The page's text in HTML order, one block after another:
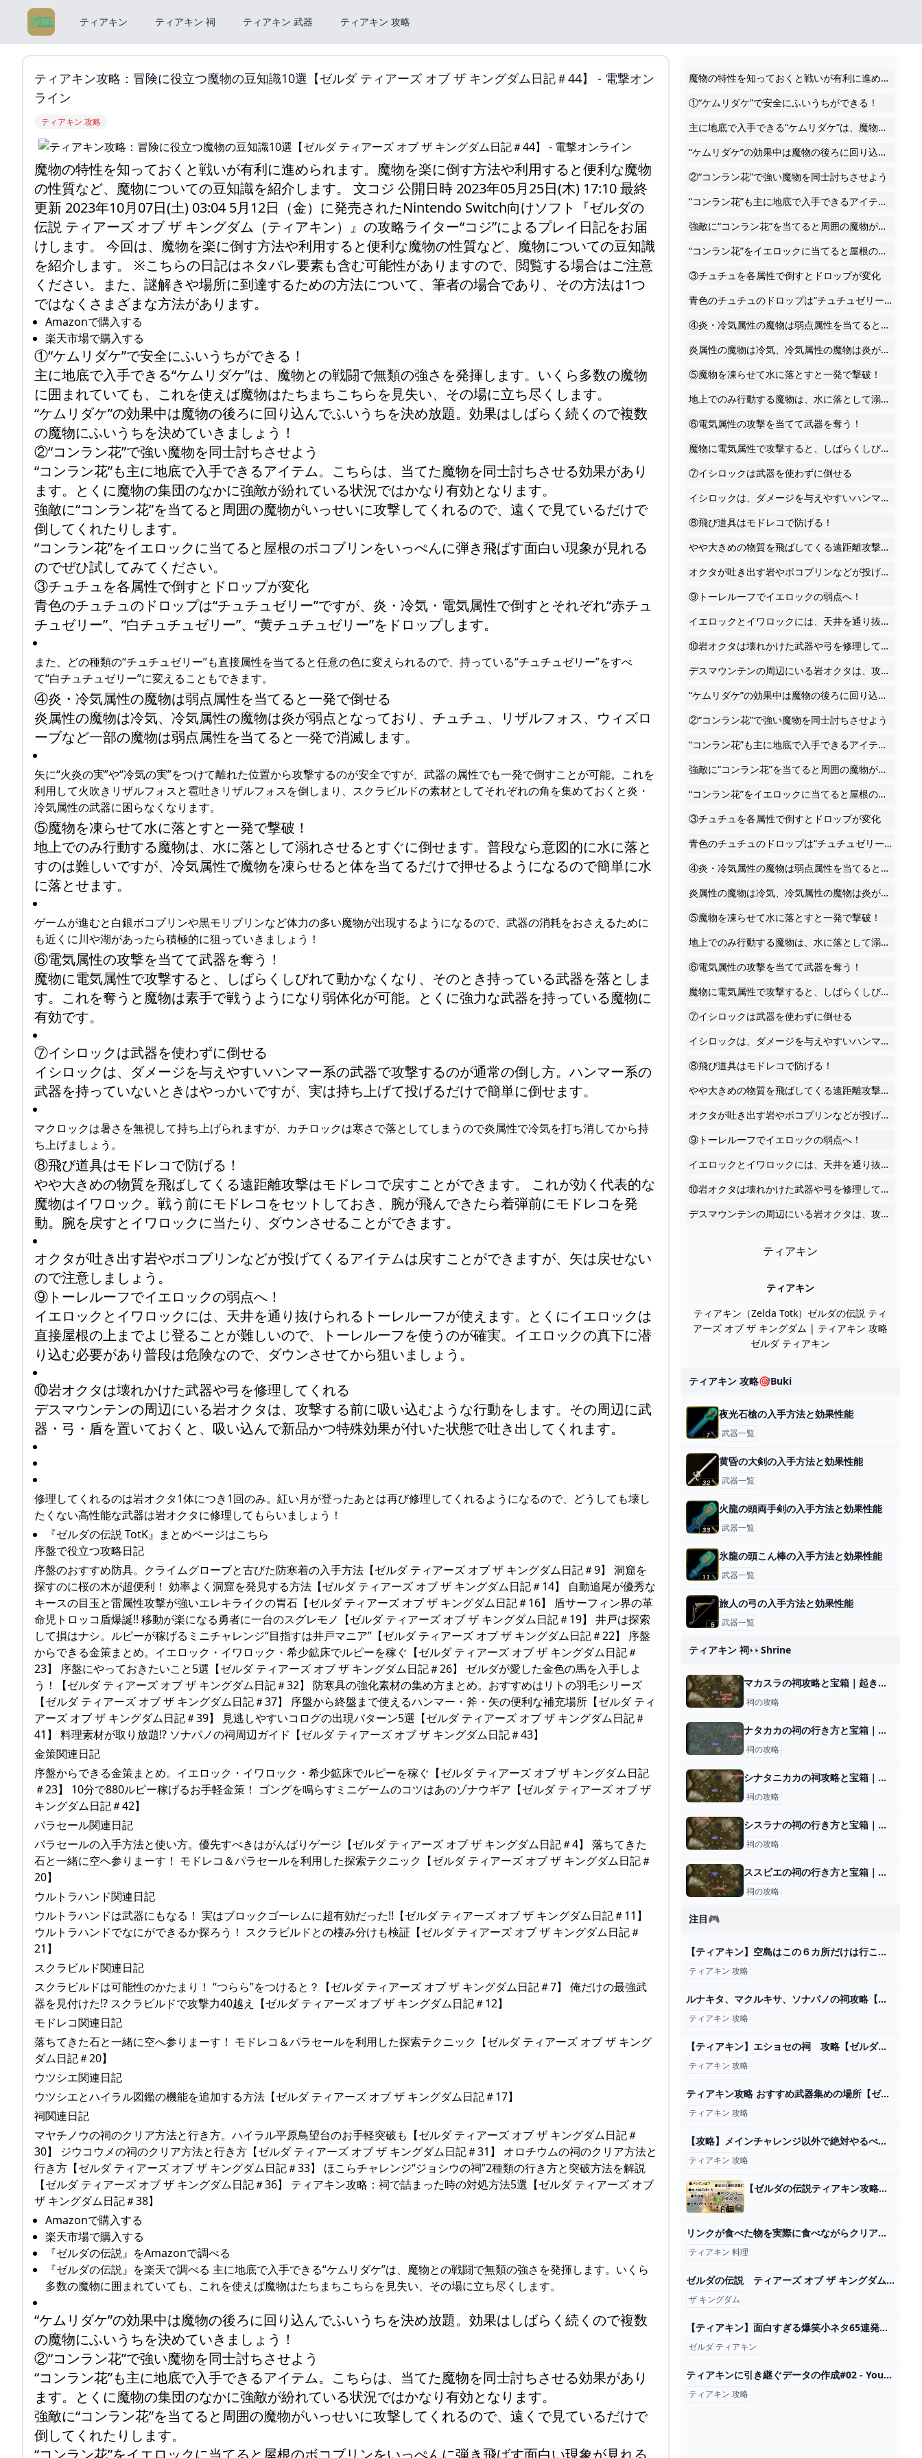
ティアキン ティアキン 祠 ティアキン 武器 ティアキン 攻略
ティアキン攻略：冒険に役立つ魔物の豆知識10選【ゼルダ ティアーズ オブ ザ キングダム日記＃44】 - 電撃オン
ライン
ティアキン 攻略
魔物の特性を知っておくと戦いが有利に進められます。魔物を楽に倒す方法や利用すると便利な魔物
の性質など、魔物についての豆知識を紹介します。 文コジ 公開日時 2023年05月25日(木) 17:10 最終
更新 2023年10月07日(土) 03:04 5月12日（金）に発売されたNintendo Switch向けソフト『ゼルダの
伝説 ティアーズ オブ ザ キングダム（ティアキン）』の攻略ライター“コジ”によるプレイ日記をお届
けします。 今回は、魔物を楽に倒す方法や利用すると便利な魔物の性質など、魔物についての豆知識
を紹介します。 ※こちらの日記はネタバレ要素も含む可能性がありますので、閲覧する場合はご注意
ください。また、謎解きや場所に到達するための方法について、筆者の場合であり、その方法は1つ
ではなくさまざまな方法があります。
Amazonで購入する
楽天市場で購入する
①“ケムリダケ”で安全にふいうちができる！
主に地底で入手できる“ケムリダケ”は、魔物との戦闘で無類の強さを発揮します。いくら多数の魔物
に囲まれていても、これを使えば魔物はたちまちこちらを見失い、その場に立ち尽くします。
“ケムリダケ”の効果中は魔物の後ろに回り込んでふいうちを決め放題。効果はしばらく続くので複数
の魔物にふいうちを決めていきましょう！
②“コンラン花”で強い魔物を同士討ちさせよう
“コンラン花”も主に地底で入手できるアイテム。こちらは、当てた魔物を同士討ちさせる効果があり
ます。とくに魔物の集団のなかに強敵が紛れている状況ではかなり有効となります。
強敵に“コンラン花”を当てると周囲の魔物がいっせいに攻撃してくれるので、遠くで見ているだけで
倒してくれたりします。
“コンラン花”をイエロックに当てると屋根のボコブリンをいっぺんに弾き飛ばす面白い現象が見れる
のでぜひ試してみてください。
③チュチュを各属性で倒すとドロップが変化
青色のチュチュのドロップは“チュチュゼリー”ですが、炎・冷気・電気属性で倒すとそれぞれ“赤チュ
チュゼリー”、“白チュチュゼリー”、“黄チュチュゼリー”をドロップします。
また、どの種類の“チュチュゼリー”も直接属性を当てると任意の色に変えられるので、持っている“チュチュゼリー”をすべ
て“白チュチュゼリー”に変えることもできます。
④炎・冷気属性の魔物は弱点属性を当てると一発で倒せる
炎属性の魔物は冷気、冷気属性の魔物は炎が弱点となっており、チュチュ、リザルフォス、ウィズロ
ーブなど一部の魔物は弱点属性を当てると一発で消滅します。
矢に“火炎の実”や“冷気の実”をつけて離れた位置から攻撃するのが安全ですが、武器の属性でも一発で倒すことが可能。これを
利用して火吹きリザルフォスと雹吐きリザルフォスを倒しまり、スクラビルドの素材としてそれぞれの角を集めておくと炎・
冷気属性の武器に困らなくなります。
⑤魔物を凍らせて水に落とすと一発で撃破！
地上でのみ行動する魔物は、水に落として溺れさせるとすぐに倒せます。普段なら意図的に水に落と
すのは難しいですが、冷気属性で魔物を凍らせると体を当てるだけで押せるようになるので簡単に水
に落とせます。
ゲームが進むと白銀ボコブリンや黒モリブリンなど体力の多い魔物が出現するようになるので、武器の消耗をおさえるために
も近くに川や湖があったら積極的に狙っていきましょう！
⑥電気属性の攻撃を当てて武器を奪う！
魔物に電気属性で攻撃すると、しばらくしびれて動かなくなり、そのとき持っている武器を落としま
す。これを奪うと魔物は素手で戦うようになり弱体化が可能。とくに強力な武器を持っている魔物に
有効です。
⑦イシロックは武器を使わずに倒せる
イシロックは、ダメージを与えやすいハンマー系の武器で攻撃するのが通常の倒し方。ハンマー系の
武器を持っていないときはやっかいですが、実は持ち上げて投げるだけで簡単に倒せます。
マクロックは暑さを無視して持ち上げられますが、カチロックは寒さで落としてしまうので炎属性で冷気を打ち消してから持
ち上げましょう。
⑧飛び道具はモドレコで防げる！
やや大きめの物質を飛ばしてくる遠距離攻撃はモドレコで戻すことができます。 これが効く代表的な
魔物はイワロック。戦う前にモドレコをセットしておき、腕が飛んできたら着弾前にモドレコを発
動。腕を戻すとイワロックに当たり、ダウンさせることができます。
オクタが吐き出す岩やボコブリンなどが投げてくるアイテムは戻すことができますが、矢は戻せない
ので注意しましょう。
⑨トーレルーフでイエロックの弱点へ！
イエロックとイワロックには、天井を通り抜けられるトーレルーフが使えます。とくにイエロックは
直接屋根の上までよじ登ることが難しいので、トーレルーフを使うのが確実。イエロックの真下に潜
り込む必要があり普段は危険なので、ダウンさせてから狙いましょう。
⑩岩オクタは壊れかけた武器や弓を修理してくれる
デスマウンテンの周辺にいる岩オクタは、攻撃する前に吸い込むような行動をします。その周辺に武
器・弓・盾を置いておくと、吸い込んで新品かつ特殊効果が付いた状態で吐き出してくれます。
修理してくれるのは岩オクタ1体につき1回のみ。紅い月が登ったあとは再び修理してくれるようになるので、どうしても壊し
たくない高性能な武器は岩オクタに修理してもらいましょう！
『ゼルダの伝説 TotK』まとめページはこちら
序盤で役立つ攻略日記
序盤のおすすめ防具。クライムグローブと古びた防寒着の入手方法【ゼルダ ティアーズ オブ ザ キングダム日記＃9】 洞窟を
探すのに桜の木が超便利！ 効率よく洞窟を発見する方法【ゼルダ ティアーズ オブ ザ キングダム日記＃14】 自動追尾が優秀な
キースの目玉と雷属性攻撃が強いエレキライクの胃石【ゼルダ ティアーズ オブ ザ キングダム日記＃16】 盾サーフィン界の革
命児トロッコ盾爆誕!! 移動が楽になる勇者に一台のスグレモノ【ゼルダ ティアーズ オブ ザ キングダム日記＃19】 井戸は探索
して損はナシ。ルピーが稼げるミニチャレンジ“目指すは井戸マニア”【ゼルダ ティアーズ オブ ザ キングダム日記＃22】 序盤
からできる金策まとめ。イエロック・イワロック・希少鉱床でルピーを稼ぐ【ゼルダ ティアーズ オブ ザ キングダム日記＃
23】 序盤にやっておきたいこと5選【ゼルダ ティアーズ オブ ザ キングダム日記＃26】 ゼルダが愛した金色の馬を入手しよ
う！【ゼルダ ティアーズ オブ ザ キングダム日記＃32】 防寒具の強化素材の集め方まとめ。おすすめはリトの羽毛シリーズ
【ゼルダ ティアーズ オブ ザ キングダム日記＃37】 序盤から終盤まで使えるハンマー・斧・矢の便利な補充場所【ゼルダ ティ
アーズ オブ ザ キングダム日記＃39】 見逃しやすいコログの出現パターン5選【ゼルダ ティアーズ オブ ザ キングダム日記＃
41】 料理素材が取り放題!? ソナパノの祠周辺ガイド【ゼルダ ティアーズ オブ ザ キングダム日記＃43】
金策関連日記
序盤からできる金策まとめ。イエロック・イワロック・希少鉱床でルピーを稼ぐ【ゼルダ ティアーズ オブ ザ キングダム日記
＃23】 10分で880ルピー稼げるお手軽金策！ ゴングを鳴らすミニゲームのコツはあのゾナウギア【ゼルダ ティアーズ オブ ザ
キングダム日記＃42】
パラセール関連日記
パラセールの入手方法と使い方。優先すべきはがんばりゲージ【ゼルダ ティアーズ オブ ザ キングダム日記＃4】 落ちてきた
石と一緒に空へ参りまーす！ モドレコ＆パラセールを利用した探索テクニック【ゼルダ ティアーズ オブ ザ キングダム日記＃
20】
ウルトラハンド関連日記
ウルトラハンドは武器にもなる！ 実はブロックゴーレムに超有効だった!!【ゼルダ ティアーズ オブ ザ キングダム日記＃11】
ウルトラハンドでなにができるか探ろう！ スクラビルドとの棲み分けも検証【ゼルダ ティアーズ オブ ザ キングダム日記＃
21】
スクラビルド関連日記
スクラビルドは可能性のかたまり！ “つらら”をつけると？【ゼルダ ティアーズ オブ ザ キングダム日記＃7】 俺だけの最強武
器を見付けた!? スクラビルドで攻撃力40越え【ゼルダ ティアーズ オブ ザ キングダム日記＃12】
モドレコ関連日記
落ちてきた石と一緒に空へ参りまーす！ モドレコ＆パラセールを利用した探索テクニック【ゼルダ ティアーズ オブ ザ キング
ダム日記＃20】
ウツシエ関連日記
ウツシエとハイラル図鑑の機能を追加する方法【ゼルダ ティアーズ オブ ザ キングダム日記＃17】
祠関連日記
マヤチノウの祠のクリア方法と行き方。ハイラル平原鳥望台のお手軽突破も【ゼルダ ティアーズ オブ ザ キングダム日記＃
30】 ジウコウメの祠のクリア方法と行き方【ゼルダ ティアーズ オブ ザ キングダム日記＃31】 オロチウムの祠のクリア方法と
行き方【ゼルダ ティアーズ オブ ザ キングダム日記＃33】 ほこらチャレンジ“ジョシウの祠”2種類の行き方と突破方法を解説
【ゼルダ ティアーズ オブ ザ キングダム日記＃36】 ティアキン攻略：祠で詰まった時の対処方法5選【ゼルダ ティアーズ オブ
ザ キングダム日記＃38】
Amazonで購入する
楽天市場で購入する
『ゼルダの伝説』をAmazonで調べる
『ゼルダの伝説』を楽天で調べる 主に地底で入手できる“ケムリダケ”は、魔物との戦闘で無類の強さを発揮します。いくら
多数の魔物に囲まれていても、これを使えば魔物はたちまちこちらを見失い、その場に立ち尽くします。
“ケムリダケ”の効果中は魔物の後ろに回り込んでふいうちを決め放題。効果はしばらく続くので複数
の魔物にふいうちを決めていきましょう！
②“コンラン花”で強い魔物を同士討ちさせよう
“コンラン花”も主に地底で入手できるアイテム。こちらは、当てた魔物を同士討ちさせる効果があり
ます。とくに魔物の集団のなかに強敵が紛れている状況ではかなり有効となります。
強敵に“コンラン花”を当てると周囲の魔物がいっせいに攻撃してくれるので、遠くで見ているだけで
倒してくれたりします。
“コンラン花”をイエロックに当てると屋根のボコブリンをいっぺんに弾き飛ばす面白い現象が見れる
魔物の特性を知っておくと戦いが有利に進められます。魔物を楽に倒す方法や利用すると便利な魔物の性質など、魔物についての豆知識を紹介します。 文コジ 公開日時 2023年05月25日(木) 17:10 最終更新 2023年10月07日(土) 03:04 5月12日（金）に発売されたNintendo Switch向けソフト『ゼルダの伝説 ティアーズ オブ ザ キングダム（ティアキン）』の攻略ライター“コジ”によるプレイ日記をお届けします。 今回は、魔物を楽に倒す方法や利用すると便利な魔物の性質など、魔物についての豆知識を紹介します。 ※こちらの日記はネタバレ要素も含む可能性がありますので、閲覧する場合はご注意ください。また、謎解きや場所に到達するための方法について、筆者の場合であり、その方法は1つではなくさまざまな方法があります。
①“ケムリダケ”で安全にふいうちができる！
主に地底で入手できる“ケムリダケ”は、魔物との戦闘で無類の強さを発揮します。いくら多数の魔物に囲まれていても、これを使えば魔物はたちまちこちらを見失い、その場に立ち尽くします。
“ケムリダケ”の効果中は魔物の後ろに回り込んでふいうちを決め放題。効果はしばらく続くので複数の魔物にふいうちを決めていきましょう！
②“コンラン花”で強い魔物を同士討ちさせよう
“コンラン花”も主に地底で入手できるアイテム。こちらは、当てた魔物を同士討ちさせる効果があります。とくに魔物の集団のなかに強敵が紛れている状況ではかなり有効となります。
強敵に“コンラン花”を当てると周囲の魔物がいっせいに攻撃してくれるので、遠くで見ているだけで倒してくれたりします。
“コンラン花”をイエロックに当てると屋根のボコブリンをいっぺんに弾き飛ばす面白い現象が見れるのでぜひ試してみてください。
③チュチュを各属性で倒すとドロップが変化
青色のチュチュのドロップは“チュチュゼリー”ですが、炎・冷気・電気属性で倒すとそれぞれ“赤チュチュゼリー”、“白チュチュゼリー”、“黄チュチュゼリー”をドロップします。
④炎・冷気属性の魔物は弱点属性を当てると一発で倒せる
炎属性の魔物は冷気、冷気属性の魔物は炎が弱点となっており、チュチュ、リザルフォス、ウィズローブなど一部の魔物は弱点属性を当てると一発で消滅します。
⑤魔物を凍らせて水に落とすと一発で撃破！
地上でのみ行動する魔物は、水に落として溺れさせるとすぐに倒せます。普段なら意図的に水に落とすのは難しいですが、冷気属性で魔物を凍らせると体を当てるだけで押せるようになるので簡単に水に落とせます。
⑥電気属性の攻撃を当てて武器を奪う！
魔物に電気属性で攻撃すると、しばらくしびれて動かなくなり、そのとき持っている武器を落とします。これを奪うと魔物は素手で戦うようになり弱体化が可能。とくに強力な武器を持っている魔物に有効です。
⑦イシロックは武器を使わずに倒せる
イシロックは、ダメージを与えやすいハンマー系の武器で攻撃するのが通常の倒し方。ハンマー系の武器を持っていないときはやっかいですが、実は持ち上げて投げるだけで簡単に倒せます。
⑧飛び道具はモドレコで防げる！
やや大きめの物質を飛ばしてくる遠距離攻撃はモドレコで戻すことができます。 これが効く代表的な魔物はイワロック。戦う前にモドレコをセットしておき、腕が飛んできたら着弾前にモドレコを発動。腕を戻すとイワロックに当たり、ダウンさせることができます。
オクタが吐き出す岩やボコブリンなどが投げてくるアイテムは戻すことができますが、矢は戻せないので注意しましょう。
⑨トーレルーフでイエロックの弱点へ！
イエロックとイワロックには、天井を通り抜けられるトーレルーフが使えます。とくにイエロックは直接屋根の上までよじ登ることが難しいので、トーレルーフを使うのが確実。イエロックの真下に潜り込む必要があり普段は危険なので、ダウンさせてから狙いましょう。
⑩岩オクタは壊れかけた武器や弓を修理してくれる
デスマウンテンの周辺にいる岩オクタは、攻撃する前に吸い込むような行動をします。その周辺に武器・弓・盾を置いておくと、吸い込んで新品かつ特殊効果が付いた状態で吐き出してくれます。
“ケムリダケ”の効果中は魔物の後ろに回り込んでふいうちを決め放題。効果はしばらく続くので複数の魔物にふいうちを決めていきましょう！
②“コンラン花”で強い魔物を同士討ちさせよう
“コンラン花”も主に地底で入手できるアイテム。こちらは、当てた魔物を同士討ちさせる効果があります。とくに魔物の集団のなかに強敵が紛れている状況ではかなり有効となります。
強敵に“コンラン花”を当てると周囲の魔物がいっせいに攻撃してくれるので、遠くで見ているだけで倒してくれたりします。
“コンラン花”をイエロックに当てると屋根のボコブリンをいっぺんに弾き飛ばす面白い現象が見れるのでぜひ試してみてください。
③チュチュを各属性で倒すとドロップが変化
青色のチュチュのドロップは“チュチュゼリー”ですが、炎・冷気・電気属性で倒すとそれぞれ“赤チュチュゼリー”、“白チュチュゼリー”、“黄チュチュゼリー”をドロップします。
④炎・冷気属性の魔物は弱点属性を当てると一発で倒せる
炎属性の魔物は冷気、冷気属性の魔物は炎が弱点となっており、チュチュ、リザルフォス、ウィズローブなど一部の魔物は弱点属性を当てると一発で消滅します。
⑤魔物を凍らせて水に落とすと一発で撃破！
地上でのみ行動する魔物は、水に落として溺れさせるとすぐに倒せます。普段なら意図的に水に落とすのは難しいですが、冷気属性で魔物を凍らせると体を当てるだけで押せるようになるので簡単に水に落とせます。
⑥電気属性の攻撃を当てて武器を奪う！
魔物に電気属性で攻撃すると、しばらくしびれて動かなくなり、そのとき持っている武器を落とします。これを奪うと魔物は素手で戦うようになり弱体化が可能。とくに強力な武器を持っている魔物に有効です。
⑦イシロックは武器を使わずに倒せる
イシロックは、ダメージを与えやすいハンマー系の武器で攻撃するのが通常の倒し方。ハンマー系の武器を持っていないときはやっかいですが、実は持ち上げて投げるだけで簡単に倒せます。
⑧飛び道具はモドレコで防げる！
やや大きめの物質を飛ばしてくる遠距離攻撃はモドレコで戻すことができます。 これが効く代表的な魔物はイワロック。戦う前にモドレコをセットしておき、腕が飛んできたら着弾前にモドレコを発動。腕を戻すとイワロックに当たり、ダウンさせることができます。
オクタが吐き出す岩やボコブリンなどが投げてくるアイテムは戻すことができますが、矢は戻せないので注意しましょう。
⑨トーレルーフでイエロックの弱点へ！
イエロックとイワロックには、天井を通り抜けられるトーレルーフが使えます。とくにイエロックは直接屋根の上までよじ登ることが難しいので、トーレルーフを使うのが確実。イエロックの真下に潜り込む必要があり普段は危険なので、ダウンさせてから狙いましょう。
⑩岩オクタは壊れかけた武器や弓を修理してくれる
デスマウンテンの周辺にいる岩オクタは、攻撃する前に吸い込むような行動をします。その周辺に武器・弓・盾を置いておくと、吸い込んで新品かつ特殊効果が付いた状態で吐き出してくれます。
ティアキン
ティアキン
ティアキン（Zelda Totk）ゼルダの伝説 ティ
アーズ オブ ザ キングダム | ティアキン 攻略
ゼルダ ティアキン
ティアキン 攻略🎯buki
夜光石槍の入手方法と効果性能
武器一覧
黄昏の大剣の入手方法と効果性能
武器一覧
火龍の頭両手剣の入手方法と効果性能
武器一覧
氷龍の頭こん棒の入手方法と効果性能
武器一覧
旅人の弓の入手方法と効果性能
武器一覧
ティアキン 祠👀shrine
マカスラの祠攻略と宝箱｜起き上がるもの
祠の攻略
ナタカカの祠の行き方と宝箱｜ラウルの祝福
祠の攻略
シナタニカカの祠攻略と宝箱｜難しい時の対処法
祠の攻略
シスラナの祠の行き方と宝箱｜ラウルの祝福
祠の攻略
ススビエの祠の行き方と宝箱｜ラウルの祝福
祠の攻略
注目🎮
【ティアキン】空島はこの６カ所だけは行こう！空島で行くべき場所まとめ！【ティアーズオブザキングダム】 - YouTube
ティアキン 攻略
ルナキタ、マクルキサ、ソナパノの祠攻略【ゼルダの伝説ティアーズオブザキングダム】 - YouTube
ティアキン 攻略
【ティアキン】エショセの祠 攻略【ゼルダの伝説】 - YouTube
ティアキン 攻略
ティアキン攻略 おすすめ武器集めの場所【ゼルダの伝説 ティアーズオブザキングダム】
ティアキン 攻略
【攻略】メインチャレンジ以外で絶対やるべきイベント9選【ゼルダの伝説ティアーズオブザキングダム/ティアキン】【ゆっくり解説】 - YouTube
ティアキン 攻略
【ゼルダの伝説ティアキン攻略】新要素＆前作『ブレワイ』との違いまとめ【ティアーズ オブ ザ キングダム】 ゲーム・エンタメ最新情報のファミ通.com
リンクが食べた物を実際に食べながらクリア目指す企画で再現度高い料理食べてみたｗｗｗ【ティアキン】【料理】【ゼルダの伝説ティアーズオブザキングダム】Part7 - YouTube
ティアキン 料理
ゼルダの伝説 ティアーズ オブ ザ キングダム 2nd トレーラー - YouTube
ザ キングダム
【ティアキン】面白すぎる爆笑小ネタ65連発【ゼルダの伝説ティアーズオブザキングダム】【総集編】【作業用】 - YouTube
ゼルダ ティアキン
ティアキンに引き継ぐデータの作成#02 - YouTube
ティアキン 攻略